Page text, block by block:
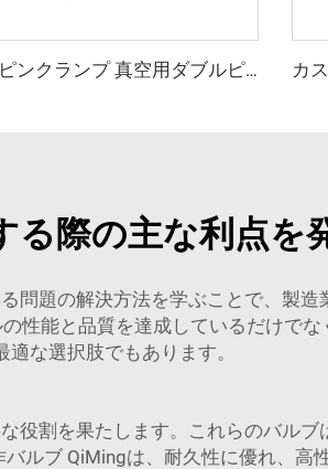
SS304 KF ダブルピンクランプ 真空用ダブルピンクランプ ステンレス鋼 KF/NW 真空継手 半導体用
る際の主な利点を
問題の解決方法を学ぶことで、製
性能と品質を達成しているだけで
適な選択肢でもあります。
役割を果たします。これらのバル
ルブ QiMingは、耐久性に優れ、高